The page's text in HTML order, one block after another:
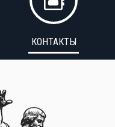
КОНТАКТЫ